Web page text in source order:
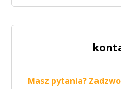
Masz pytania?